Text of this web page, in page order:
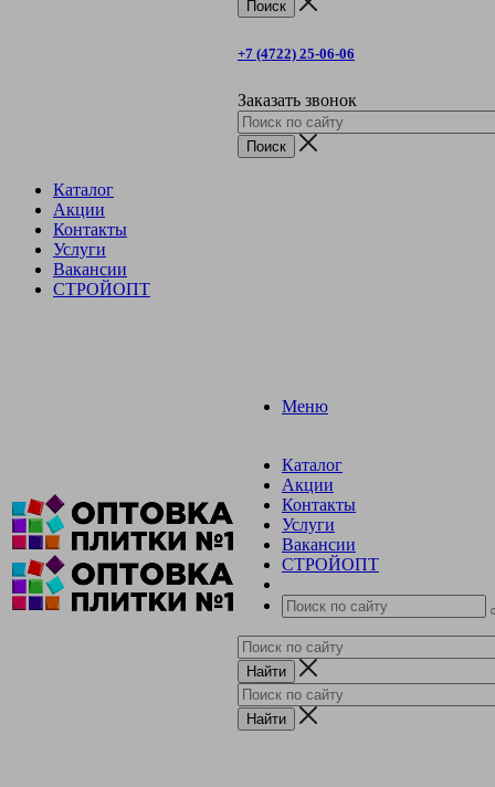
+7 (4722) 25-06-06
Заказать звонок
Каталог
Акции
Контакты
Услуги
Вакансии
СТРОЙОПТ
Меню
Каталог
Акции
Контакты
Услуги
Вакансии
СТРОЙОПТ